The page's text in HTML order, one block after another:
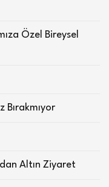
Özel Bireysel
Bırakmıyor
Altın Ziyaret